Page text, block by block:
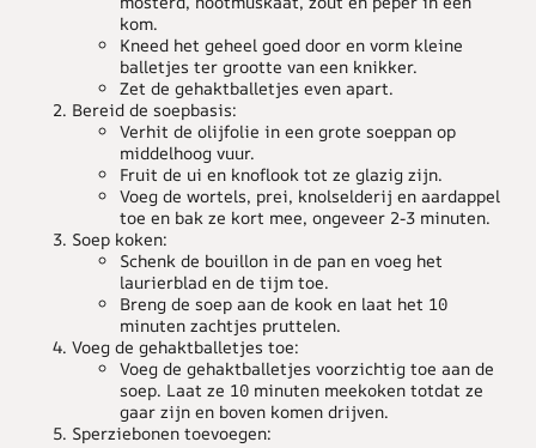
kom.
Kneed het geheel goed door en vorm kleine
balletjes ter grootte van een knikker.
Zet de gehaktballetjes even apart.
Bereid de soepbasis:
Verhit de olijfolie in een grote soeppan op
middelhoog vuur.
Fruit de ui en knoflook tot ze glazig zijn.
Voeg de wortels, prei, knolselderij en aardappel
toe en bak ze kort mee, ongeveer 2-3 minuten.
Soep koken:
Schenk de bouillon in de pan en voeg het
laurierblad en de tijm toe.
Breng de soep aan de kook en laat het 10
minuten zachtjes pruttelen.
Voeg de gehaktballetjes toe:
Voeg de gehaktballetjes voorzichtig toe aan de
soep. Laat ze 10 minuten meekoken totdat ze
gaar zijn en boven komen drijven.
Sperziebonen toevoegen: